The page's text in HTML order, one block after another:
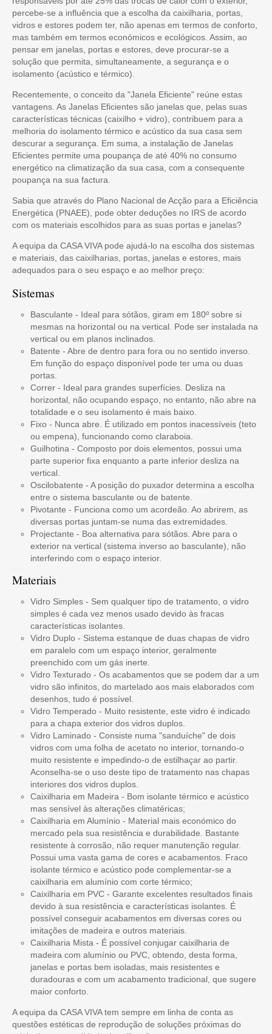
percebe-se a influência que a escolha da caixilharia, portas,
vidros e estores podem ter, não apenas em termos de conforto,
mas também em termos económicos e ecológicos. Assim, ao
pensar em janelas, portas e estores, deve procurar-se a
solução que permita, simultaneamente, a segurança e o
isolamento (acústico e térmico).
Recentemente, o conceito da "Janela Eficiente" reúne estas
vantagens. As Janelas Eficientes são janelas que, pelas suas
características técnicas (caixilho + vidro), contribuem para a
melhoria do isolamento térmico e acústico da sua casa sem
descurar a segurança. Em suma, a instalação de Janelas
Eficientes permite uma poupança de até 40% no consumo
energético na climatização da sua casa, com a consequente
poupança na sua factura.
Sabia que através do Plano Nacional de Acção para a Eficiência
Energética (PNAEE), pode obter deduções no IRS de acordo
com os materiais escolhidos para as suas portas e janelas?
A equipa da CASA VIVA pode ajudá-lo na escolha dos sistemas
e materiais, das caixilharias, portas, janelas e estores, mais
adequados para o seu espaço e ao melhor preço:
Sistemas
Basculante - Ideal para sótãos, giram em 180º sobre si
mesmas na horizontal ou na vertical. Pode ser instalada na
vertical ou em planos inclinados.
Batente - Abre de dentro para fora ou no sentido inverso.
Em função do espaço disponível pode ter uma ou duas
portas.
Correr - Ideal para grandes superfícies. Desliza na
horizontal, não ocupando espaço, no entanto, não abre na
totalidade e o seu isolamento é mais baixo.
Fixo - Nunca abre. É utilizado em pontos inacessíveis (teto
ou empena), funcionando como claraboia.
Guilhotina - Composto por dois elementos, possui uma
parte superior fixa enquanto a parte inferior desliza na
vertical.
Oscilobatente - A posição do puxador determina a escolha
entre o sistema basculante ou de batente.
Pivotante - Funciona como um acordeão. Ao abrirem, as
diversas portas juntam-se numa das extremidades.
Projectante - Boa alternativa para sótãos. Abre para o
exterior na vertical (sistema inverso ao basculante), não
interferindo com o espaço interior.
Materiais
Vidro Simples - Sem qualquer tipo de tratamento, o vidro
simples é cada vez menos usado devido às fracas
características isolantes.
Vidro Duplo - Sistema estanque de duas chapas de vidro
em paralelo com um espaço interior, geralmente
preenchido com um gás inerte.
Vidro Texturado - Os acabamentos que se podem dar a um
vidro são infinitos, do martelado aos mais elaborados com
desenhos, tudo é possível.
Vidro Temperado - Muito resistente, este vidro é indicado
para a chapa exterior dos vidros duplos.
Vidro Laminado - Consiste numa "sanduíche" de dois
vidros com uma folha de acetato no interior, tornando-o
muito resistente e impedindo-o de estilhaçar ao partir.
Aconselha-se o uso deste tipo de tratamento nas chapas
interiores dos vidros duplos.
Caixilharia em Madeira - Bom isolante térmico e acústico
mas sensível às alterações climatéricas;
Caixilharia em Alumínio - Material mais económico do
mercado pela sua resistência e durabilidade. Bastante
resistente à corrosão, não requer manutenção regular.
Possui uma vasta gama de cores e acabamentos. Fraco
isolante térmico e acústico pode complementar-se a
caixilharia em alumínio com corte térmico;
Caixilharia em PVC - Garante excelentes resultados finais
devido à sua resistência e características isolantes. É
possível conseguir acabamentos em diversas cores ou
imitações de madeira e outros materiais.
Caixilharia Mista - É possível conjugar caixilharia de
madeira com alumínio ou PVC, obtendo, desta forma,
janelas e portas bem isoladas, mais resistentes e
duradouras e com um acabamento tradicional, que sugere
maior conforto.
A equipa da CASA VIVA tem sempre em linha de conta as
questões estéticas de reprodução de soluções próximas do